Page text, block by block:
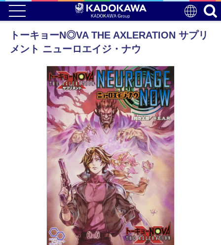
トーキョーN◎VA THE AXLERATION サプリ
メント ニューロエイジ・ナウ